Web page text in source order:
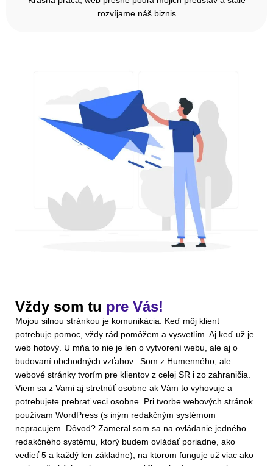
rozvíjame náš biznis
Vždy som tu pre Vás!
Mojou silnou stránkou je komunikácia. Keď môj klient
potrebuje pomoc, vždy rád pomôžem a vysvetlím. Aj keď už je
web hotový. U mňa to nie je len o vytvorení webu, ale aj o
budovaní obchodných vzťahov. Som z Humenného, ale
webové stránky tvorím pre klientov z celej SR i zo zahraničia.
Viem sa z Vami aj stretnúť osobne ak Vám to vyhovuje a
potrebujete prebrať veci osobne. Pri tvorbe webových stránok
používam WordPress (s iným redakčným systémom
nepracujem. Dôvod? Zameral som sa na ovládanie jedného
redakčného systému, ktorý budem ovládať poriadne, ako
vedieť 5 a každý len základne), na ktorom funguje už viac ako